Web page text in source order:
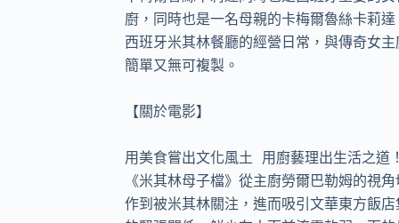
廚，同時也是一名母親的卡梅爾魯絲卡莉
西班牙米其林餐廳的經營日常，與傳奇女
簡單又無可複製。
【關於電影】
用美食嘗出文化風土 用廚藝理出生活之道
《米其林母子檔》從主廚勞爾巴勒姆的視
作到被米其林關注，進而吸引文華東方飯